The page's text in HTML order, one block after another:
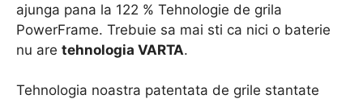
ajunga pana la 122 % Tehnologie de grila
PowerFrame. Trebuie sa mai sti ca nici o baterie
nu are tehnologia VARTA.
Tehnologia noastra patentata de grile stantate